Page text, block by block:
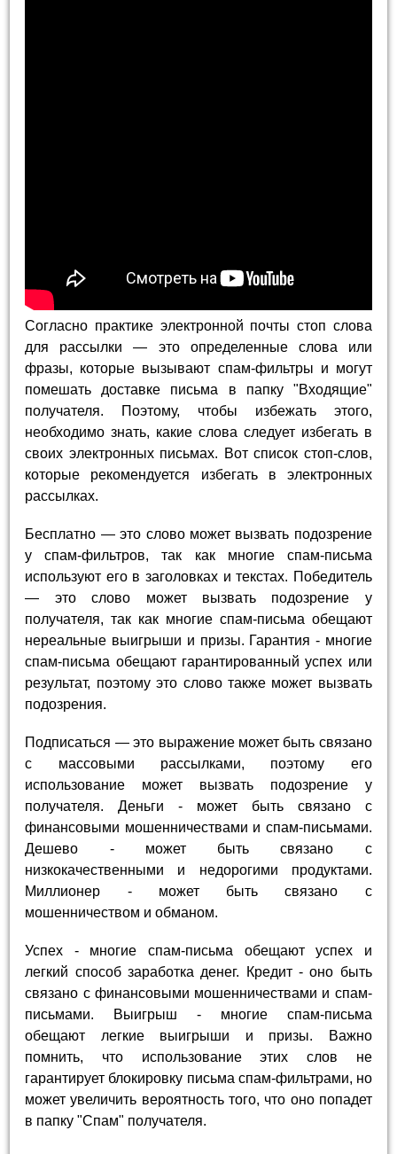
Согласно практике электронной почты стоп слова
для рассылки — это определенные слова или
фразы, которые вызывают спам-фильтры и могут
помешать доставке письма в папку "Входящие"
получателя. Поэтому, чтобы избежать этого,
необходимо знать, какие слова следует избегать в
своих электронных письмах. Вот список стоп-слов,
которые рекомендуется избегать в электронных
рассылках.
Бесплатно — это слово может вызвать подозрение
у спам-фильтров, так как многие спам-письма
используют его в заголовках и текстах. Победитель
— это слово может вызвать подозрение у
получателя, так как многие спам-письма обещают
нереальные выигрыши и призы. Гарантия - многие
спам-письма обещают гарантированный успех или
результат, поэтому это слово также может вызвать
подозрения.
Подписаться — это выражение может быть связано
с массовыми рассылками, поэтому его
использование может вызвать подозрение у
получателя. Деньги - может быть связано с
финансовыми мошенничествами и спам-письмами.
Дешево - может быть связано с
низкокачественными и недорогими продуктами.
Миллионер - может быть связано с
мошенничеством и обманом.
Успех - многие спам-письма обещают успех и
легкий способ заработка денег. Кредит - оно быть
связано с финансовыми мошенничествами и спам-
письмами. Выигрыш - многие спам-письма
обещают легкие выигрыши и призы. Важно
помнить, что использование этих слов не
гарантирует блокировку письма спам-фильтрами, но
может увеличить вероятность того, что оно попадет
в папку "Спам" получателя.